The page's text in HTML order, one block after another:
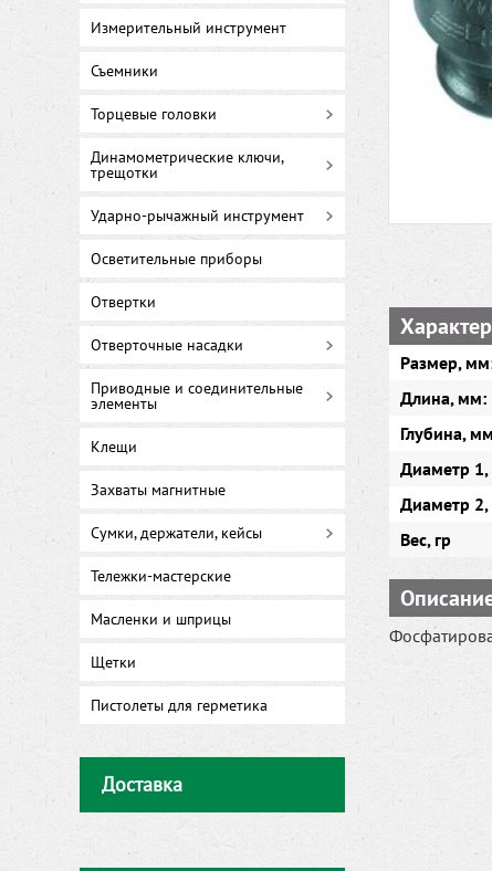
Измерительный инструмент
Съемники
Торцевые головки
Динамометрические ключи,
трещотки
Ударно-рычажный инструмент
Осветительные приборы
Отвертки
Отверточные насадки
Приводные и соединительные
элементы
Клещи
Захваты магнитные
Сумки, держатели, кейсы
Тележки-мастерские
Масленки и шприцы
Щетки
Пистолеты для герметика
Доставка
Размер,
Длина, мм:
Глубина,
Диаметр
Диаметр
Вес, гр